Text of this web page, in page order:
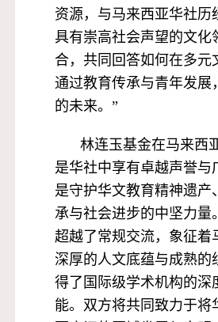
资源，与马来西亚华社历
具有崇高社会声望的文化
合，共同回答如何在多元
通过教育传承与青年发展
的未来。”
林连玉基金在马来西
是华社中享有卓越声誉与
是守护华文教育精神遗产
承与社会进步的中坚力量
超越了常规交流，象征着
深厚的人文底蕴与成熟的
得了国际级学术机构的深
能。双方将共同致力于将